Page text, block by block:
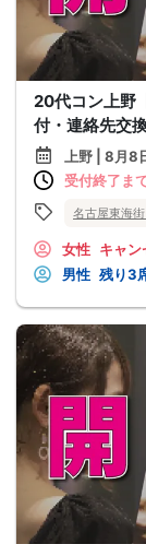
20代コン上野
付・連絡先交
上野 | 8月
受付終了ま
名古屋東海街
女性 キャン
男性 残り3